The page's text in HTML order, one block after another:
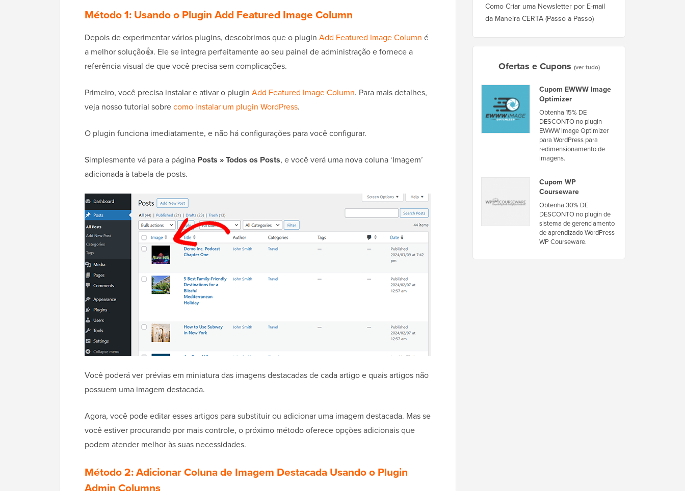
Método 1: Usando o Plugin Add Featured Image Column
Depois de experimentar vários plugins, descobrimos que o plugin Add Featured Image Column é
a melhor solução👍. Ele se integra perfeitamente ao seu painel de administração e fornece a
referência visual de que você precisa sem complicações.
Primeiro, você precisa instalar e ativar o plugin Add Featured Image Column. Para mais detalhes,
veja nosso tutorial sobrecomo instalar um plugin WordPress.
O plugin funciona imediatamente, e não há configurações para você configurar.
Simplesmente vá para a página Posts » Todos os Posts, e você verá uma nova coluna ‘Imagem’
adicionada à tabela de posts.
Você poderá ver prévias em miniatura das imagens destacadas de cada artigo e quais artigos não
possuem uma imagem destacada.
Agora, você pode editar esses artigos para substituir ou adicionar uma imagem destacada. Mas se
você estiver procurando por mais controle, o próximo método oferece opções adicionais que
podem atender melhor às suas necessidades.
Método 2: Adicionar Coluna de Imagem Destacada Usando o Plugin
Admin Columns
Como Criar uma Newsletter por E-mail
da Maneira CERTA (Passo a Passo)
Ofertas e Cupons (ver tudo)
Cupom EWWW Image
Optimizer
Obtenha 15% DE
DESCONTO no plugin
EWWW Image Optimizer
para WordPress para
redimensionamento de
imagens.
Cupom WP
Courseware
Obtenha 30% DE
DESCONTO no plugin de
sistema de gerenciamento
de aprendizado WordPress
WP Courseware.